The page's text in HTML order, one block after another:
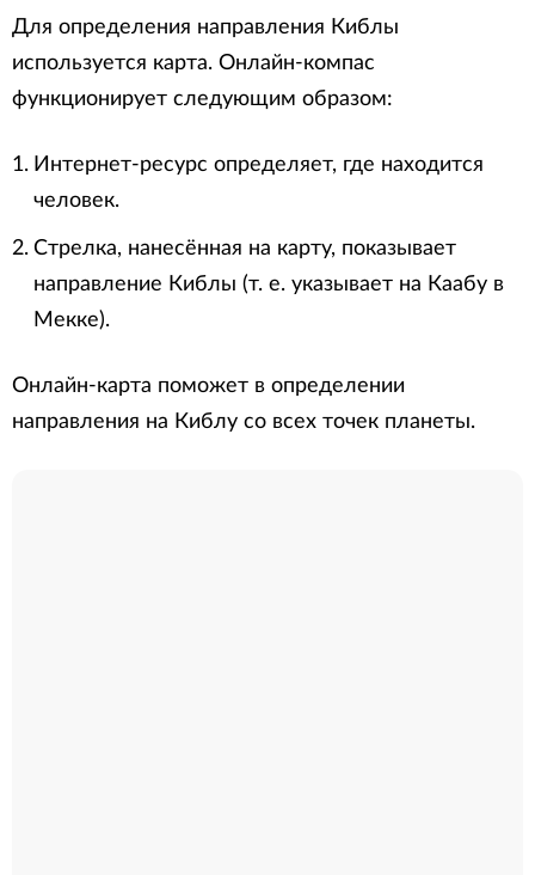
Для определения направления Киблы
используется карта. Онлайн-компас
функционирует следующим образом:
Интернет-ресурс определяет, где находится
человек.
Стрелка, нанесённая на карту, показывает
направление Киблы (т. е. указывает на Каабу в
Мекке).
Онлайн-карта поможет в определении
направления на Киблу со всех точек планеты.